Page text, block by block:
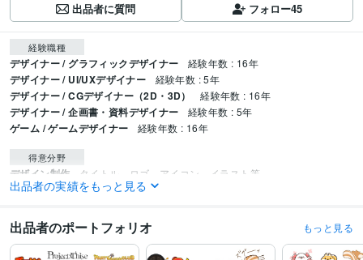
出品者に質問 フォロー45
経験職種
デザイナー / グラフィックデザイナー 経験年数 : 16年
デザイナー / UI/UXデザイナー 経験年数 : 5年
デザイナー / CGデザイナー（2D・3D） 経験年数 : 16年
デザイナー / 企画書・資料デザイナー 経験年数 : 5年
ゲーム / ゲームデザイナー 経験年数 : 16年
得意分野
デザイン制作 タイトル、ロゴ、アイコン、イラスト等
ゲーム イラスト ロゴ 同人
出品者の実績をもっと見る
出品者のポートフォリオ もっと見る